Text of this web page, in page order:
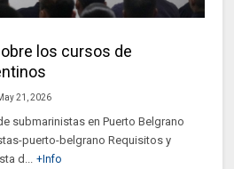
los cursos de
21, 2026
submarinistas en Puerto Belgrano
puerto-belgrano Requisitos y
d... +Info